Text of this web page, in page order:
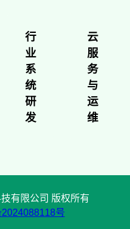
行
业
系
统
研
发
云
服
务
与
运
维
有限公司 版权所有
号